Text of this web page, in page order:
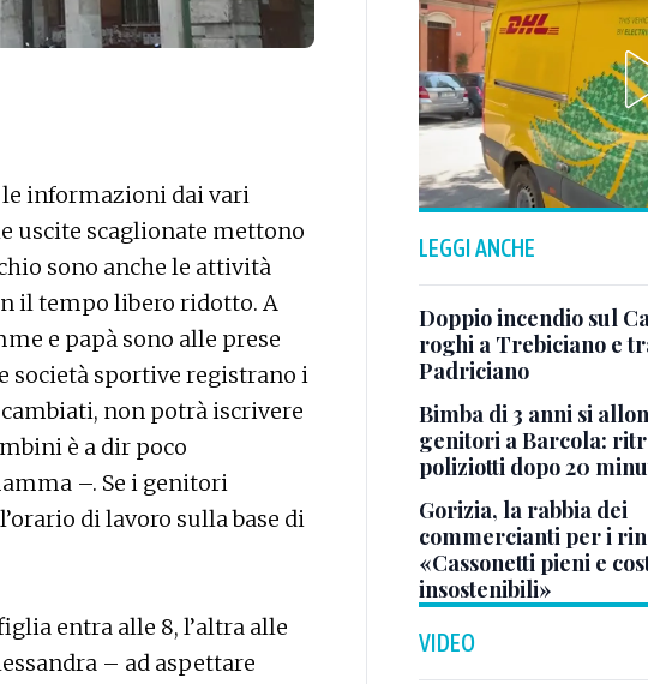
informazioni dai vari
uscite scaglionate mettono
sono anche le attività
il tempo libero ridotto. A
e papà sono alle prese
società sportive registrano i
non potrà iscrivere
è a dir poco
–. Se i genitori
di lavoro sulla base di
entra alle 8, l’altra alle
– ad aspettare
LEGGI ANCHE
Doppio incendio sul
roghi a Trebiciano e
Padriciano
Bimba di 3 anni si
genitori a Barcola:
poliziotti dopo 20
Gorizia, la rabbia dei
commercianti per i
«Cassonetti pieni e
insostenibili»
VIDEO